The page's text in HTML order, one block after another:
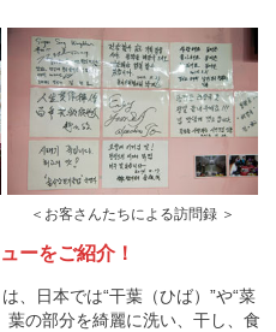
＜お客さんたちによる訪問録 ＞
ーをご紹介！
、日本では“干葉（ひば）”や“菜
葉の部分を綺麗に洗い、干し、食